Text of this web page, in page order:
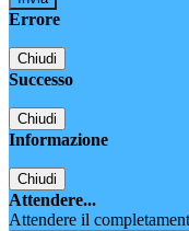
Errore
Chiudi
Successo
Chiudi
Informazione
Chiudi
Attendere...
Attendere il